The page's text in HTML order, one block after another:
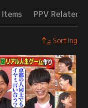
PPV Related
Sorting